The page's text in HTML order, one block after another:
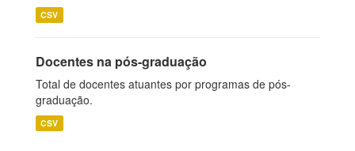
CSV
Docentes na pós-graduação
Total de docentes atuantes por programas de pós-
graduação.
CSV